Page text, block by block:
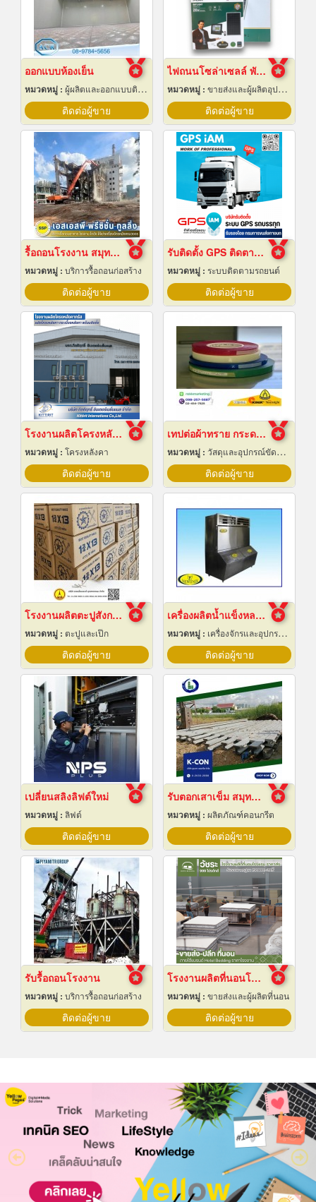
ออกแบบห้องเย็น
หมวดหมู่ : ผู้ผลิตและออกแบบติดตั้งห้องเย็น
ติดต่อผู้ขาย
ไฟถนนโซล่าเซลล์ พัทยา ชลบุรี
หมวดหมู่ : ขายส่งและผู้ผลิตอุปกรณ์เครื่องใช้ไฟฟ้า
ติดต่อผู้ขาย
รื้อถอนโรงงาน สมุทรปราการ
หมวดหมู่ : บริการรื้อถอนก่อสร้าง
ติดต่อผู้ขาย
รับติดตั้ง GPS ติดตามรถบรรทุก
หมวดหมู่ : ระบบติดตามรถยนต์
ติดต่อผู้ขาย
โรงงานผลิตโครงหลังคาสำเร็จรูป
หมวดหมู่ : โครงหลังคา
ติดต่อผู้ขาย
เทปต่อผ้าทราย กระดาษทราย
หมวดหมู่ : วัสดุและอุปกรณ์ขัดและฝน
ติดต่อผู้ขาย
โรงงานผลิตตะปูสังกะสี
หมวดหมู่ : ตะปูและเป๊ก
ติดต่อผู้ขาย
เครื่องผลิตน้ำแข็งหลอด เชียงใหม่
หมวดหมู่ : เครื่องจักรและอุปกรณ์ผลิตน้ำแข็ง
ติดต่อผู้ขาย
เปลี่ยนสลิงลิฟต์ใหม่
หมวดหมู่ : ลิฟต์
ติดต่อผู้ขาย
รับตอกเสาเข็ม สมุทรปราการ ราคาถูก
หมวดหมู่ : ผลิตภัณฑ์คอนกรีต
ติดต่อผู้ขาย
รับรื้อถอนโรงงาน
หมวดหมู่ : บริการรื้อถอนก่อสร้าง
ติดต่อผู้ขาย
โรงงานผลิตที่นอนโรงแรม
หมวดหมู่ : ขายส่งและผู้ผลิตที่นอน
ติดต่อผู้ขาย